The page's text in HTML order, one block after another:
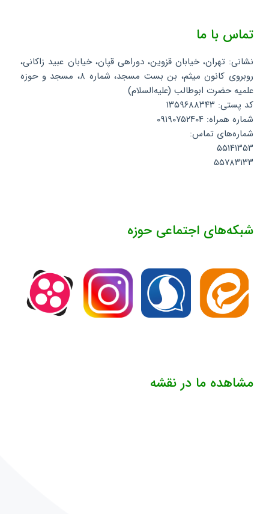
تماس با ما
نشانی: تهران، خیابان قزوین، دوراهی قپان، خیابان عبید زاکانی،
روبروی کانون میثم، بن بست مسجد، شماره ۸، مسجد و حوزه
علمیه حضرت ابوطالب (علیه‌السلام)
کد پستی: ۱۳۵۹۶۸۸۳۴۳
شماره همراه: ۰۹۱۹۰۷۵۲۴۰۴
شماره‌های تماس:
۵۵۱۴۱۳۵۳
۵۵۷۸۳۱۳۳
شبکه‌های اجتماعی حوزه
مشاهده ما در نقشه